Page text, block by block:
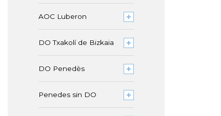
AOC Luberon
DO Txakolí de Bizkaia
DO Penedès
Penedes sin DO